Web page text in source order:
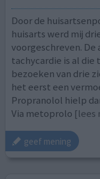
Door de
huisarts werd mij
voorgeschreven. De
tachycardie is al
bezoeken van drie
het eerst een
Propranolol hielp
Via metoprolo [lees
geef mening